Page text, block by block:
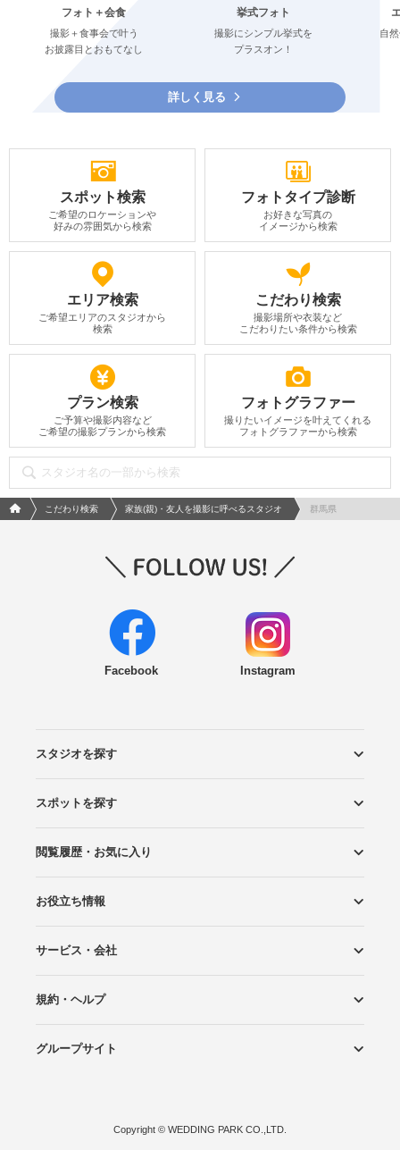
フォト＋会食
撮影＋食事会で叶う
お披露目とおもてなし
挙式フォト
撮影にシンプル挙式を
プラスオン！
自
詳しく見る
スポット検索
ご希望のロケーションや
好みの雰囲気から検索
フォトタイプ診断
お好きな写真の
イメージから検索
エリア検索
ご希望エリアのスタジオから
検索
こだわり検索
撮影場所や衣装など
こだわりたい条件から検索
プラン検索
ご予算や撮影内容など
ご希望の撮影プランから検索
フォトグラファー
撮りたいイメージを叶えてくれる
フォトグラファーから検索
フォトウエディング/結婚写真のPhotorait ホーム
こだわり検索 家族(親)・友人を撮影に呼べるスタジオ 群馬県
Facebook Instagram
スタジオを探す
エリアから探す
こだわりから探す
NEW PHOTO STYLE
プランから探す
フォトタイプ診断
フォトグラファーから探す
国内リゾートから探す
スポットを探す
ロケーションから探す
スタジオから探す
閲覧履歴・お気に入り
閲覧スタジオ
お気に入り
お役立ち情報
Wedding Photo マガジン
はじめてガイド
サービス・会社
Photoraitとは
スタジオの掲載について
お問い合わせ
運営会社
サイトマップ
規約・ヘルプ
プライバシーポリシー
利用規約
ヘルプ
グループサイト
Copyright © WEDDING PARK CO.,LTD.